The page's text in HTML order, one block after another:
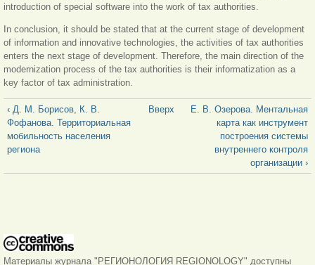
introduction of special software into the work of tax authorities.
In conclusion, it should be stated that at the current stage of development
of information and innovative technologies, the activities of tax authorities
enters the next stage of development. Therefore, the main direction of the
modernization process of the tax authorities is their informatization as a
key factor of tax administration.
‹ Д. М. Борисов, К. В.
Фофанова. Территориальная
мобильность населения
региона
Вверх
Е. В. Озерова. Ментальная
карта как инструмент
построения системы
внутреннего контроля
организации ›
Материалы журнала "РЕГИОНОЛОГИЯ REGIONOLOGY" доступны